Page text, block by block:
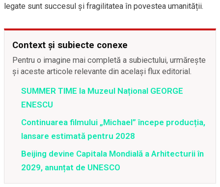
legate sunt succesul și fragilitatea în povestea umanității.
Context și subiecte conexe
Pentru o imagine mai completă a subiectului, urmărește
și aceste articole relevante din același flux editorial.
SUMMER TIME la Muzeul Național GEORGE
ENESCU
Continuarea filmului „Michael” începe producția,
lansare estimată pentru 2028
Beijing devine Capitala Mondială a Arhitecturii în
2029, anunțat de UNESCO